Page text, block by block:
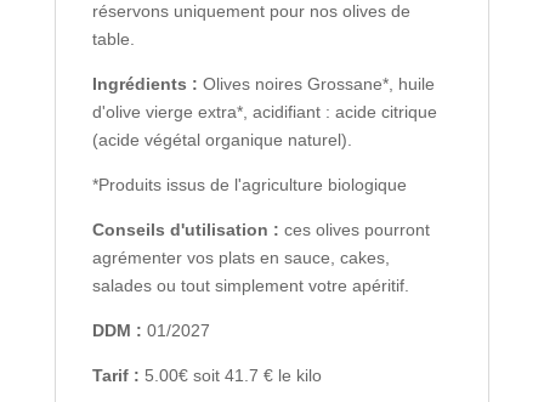
réservons uniquement pour nos olives de
table.
Ingrédients : Olives noires Grossane*, huile
d'olive vierge extra*, acidifiant : acide citrique
(acide végétal organique naturel).
*Produits issus de l'agriculture biologique
Conseils d'utilisation : ces olives pourront
agrémenter vos plats en sauce, cakes,
salades ou tout simplement votre apéritif.
DDM : 01/2027
Tarif : 5.00€ soit 41.7 € le kilo